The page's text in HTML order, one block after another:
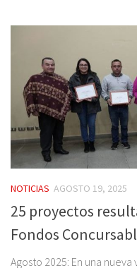
NOTICIAS AGOSTO 19, 2025
25 proyectos
Fondos
Agosto 2025: En una